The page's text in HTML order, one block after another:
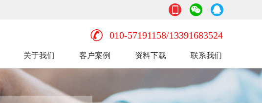
010-57191158/13391683524
联系我们
资料下载
客户案例
关于我们